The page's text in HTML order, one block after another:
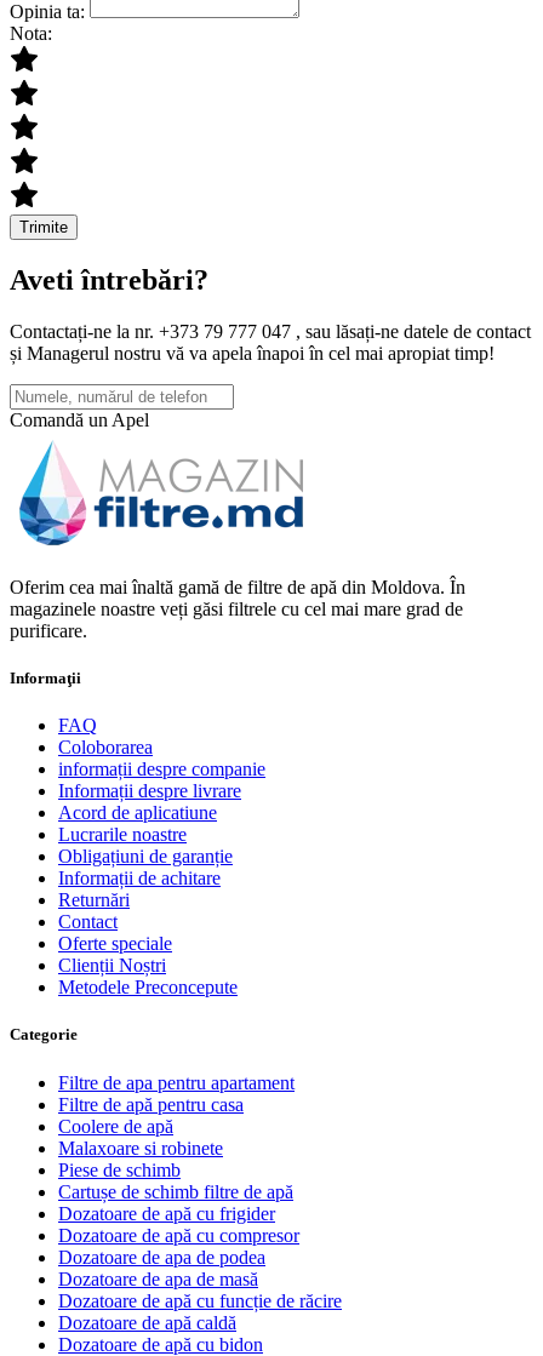
Opinia ta:
Nota:
Trimite
Aveti întrebări?
Contactați-ne la nr. +373 79 777 047 , sau lăsați-ne datele de contact
și Managerul nostru vă va apela înapoi în cel mai apropiat timp!
Comandă un Apel
Oferim cea mai înaltă gamă de filtre de apă din Moldova. În
magazinele noastre veți găsi filtrele cu cel mai mare grad de
purificare.
Informaţii
FAQ
Coloborarea
informații despre companie
Informații despre livrare
Acord de aplicatiune
Lucrarile noastre
Obligațiuni de garanție
Informații de achitare
Returnări
Contact
Oferte speciale
Clienții Noștri
Metodele Preconcepute
Сategorie
Filtre de apa pentru apartament
Filtre de apă pentru casa
Coolere de apă
Malaxoare si robinete
Piese de schimb
Cartușe de schimb filtre de apă
Dozatoare de apă cu frigider
Dozatoare de apă cu compresor
Dozatoare de apa de podea
Dozatoare de apa de masă
Dozatoare de apă cu funcție de răcire
Dozatoare de apă caldă
Dozatoare de apă cu bidon